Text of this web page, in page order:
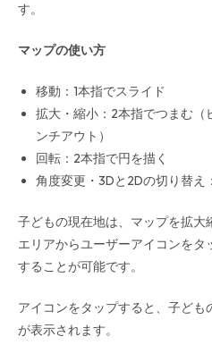
す。
マップの使い方
移動：1本指でスライド
拡大・縮小：2本指でつまむ（
ンチアウト）
回転：2本指で円を描く
角度変更・3Dと2Dの切り替え
子どもの現在地は、マップを拡大
エリアからユーザーアイコンを
することが可能です。
アイコンをタップすると、子ど
が表示されます。